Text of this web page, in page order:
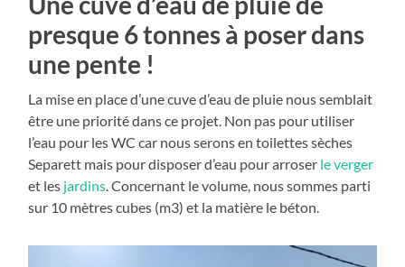
presque 6 tonnes à poser dans
une pente !
La mise en place d’une cuve d’eau de pluie nous semblait
être une priorité dans ce projet. Non pas pour utiliser
l’eau pour les WC car nous serons en toilettes sèches
Separett mais pour disposer d’eau pour arroser le verger
et les jardins. Concernant le volume, nous sommes parti
sur 10 mètres cubes (m3) et la matière le béton.